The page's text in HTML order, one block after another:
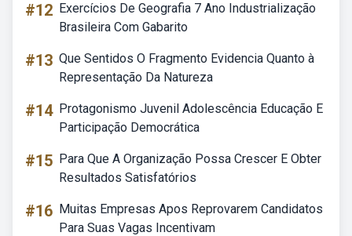
#12 Exercícios De Geografia 7 Ano Industrialização
Brasileira Com Gabarito
#13 Que Sentidos O Fragmento Evidencia Quanto à
Representação Da Natureza
#14 Protagonismo Juvenil Adolescência Educação E
Participação Democrática
#15 Para Que A Organização Possa Crescer E Obter
Resultados Satisfatórios
#16 Muitas Empresas Apos Reprovarem Candidatos
Para Suas Vagas Incentivam